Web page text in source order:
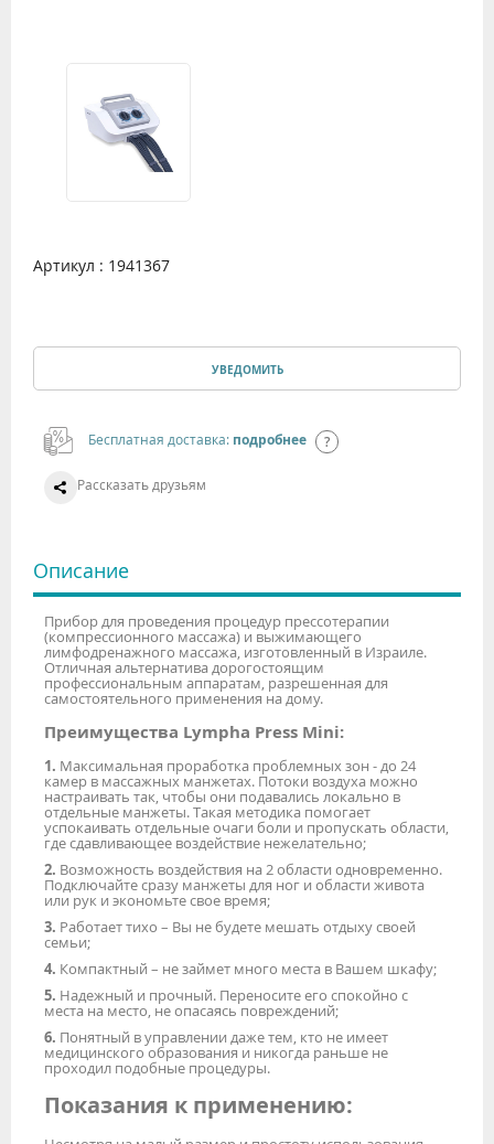
Артикул : 1941367
УВЕДОМИТЬ
Бесплатная доставка: подробнее
Рассказать друзьям
Описание
Прибор для проведения процедур прессотерапии
(компрессионного массажа) и выжимающего
лимфодренажного массажа, изготовленный в Израиле.
Отличная альтернатива дорогостоящим
профессиональным аппаратам, разрешенная для
самостоятельного применения на дому.
Преимущества Lympha Press Mini:
1. Максимальная проработка проблемных зон - до 24
камер в массажных манжетах. Потоки воздуха можно
настраивать так, чтобы они подавались локально в
отдельные манжеты. Такая методика помогает
успокаивать отдельные очаги боли и пропускать области,
где сдавливающее воздействие нежелательно;
2. Возможность воздействия на 2 области одновременно.
Подключайте сразу манжеты для ног и области живота
или рук и экономьте свое время;
3. Работает тихо – Вы не будете мешать отдыху своей
семьи;
4. Компактный – не займет много места в Вашем шкафу;
5. Надежный и прочный. Переносите его спокойно с
места на место, не опасаясь повреждений;
6. Понятный в управлении даже тем, кто не имеет
медицинского образования и никогда раньше не
проходил подобные процедуры.
Показания к применению: